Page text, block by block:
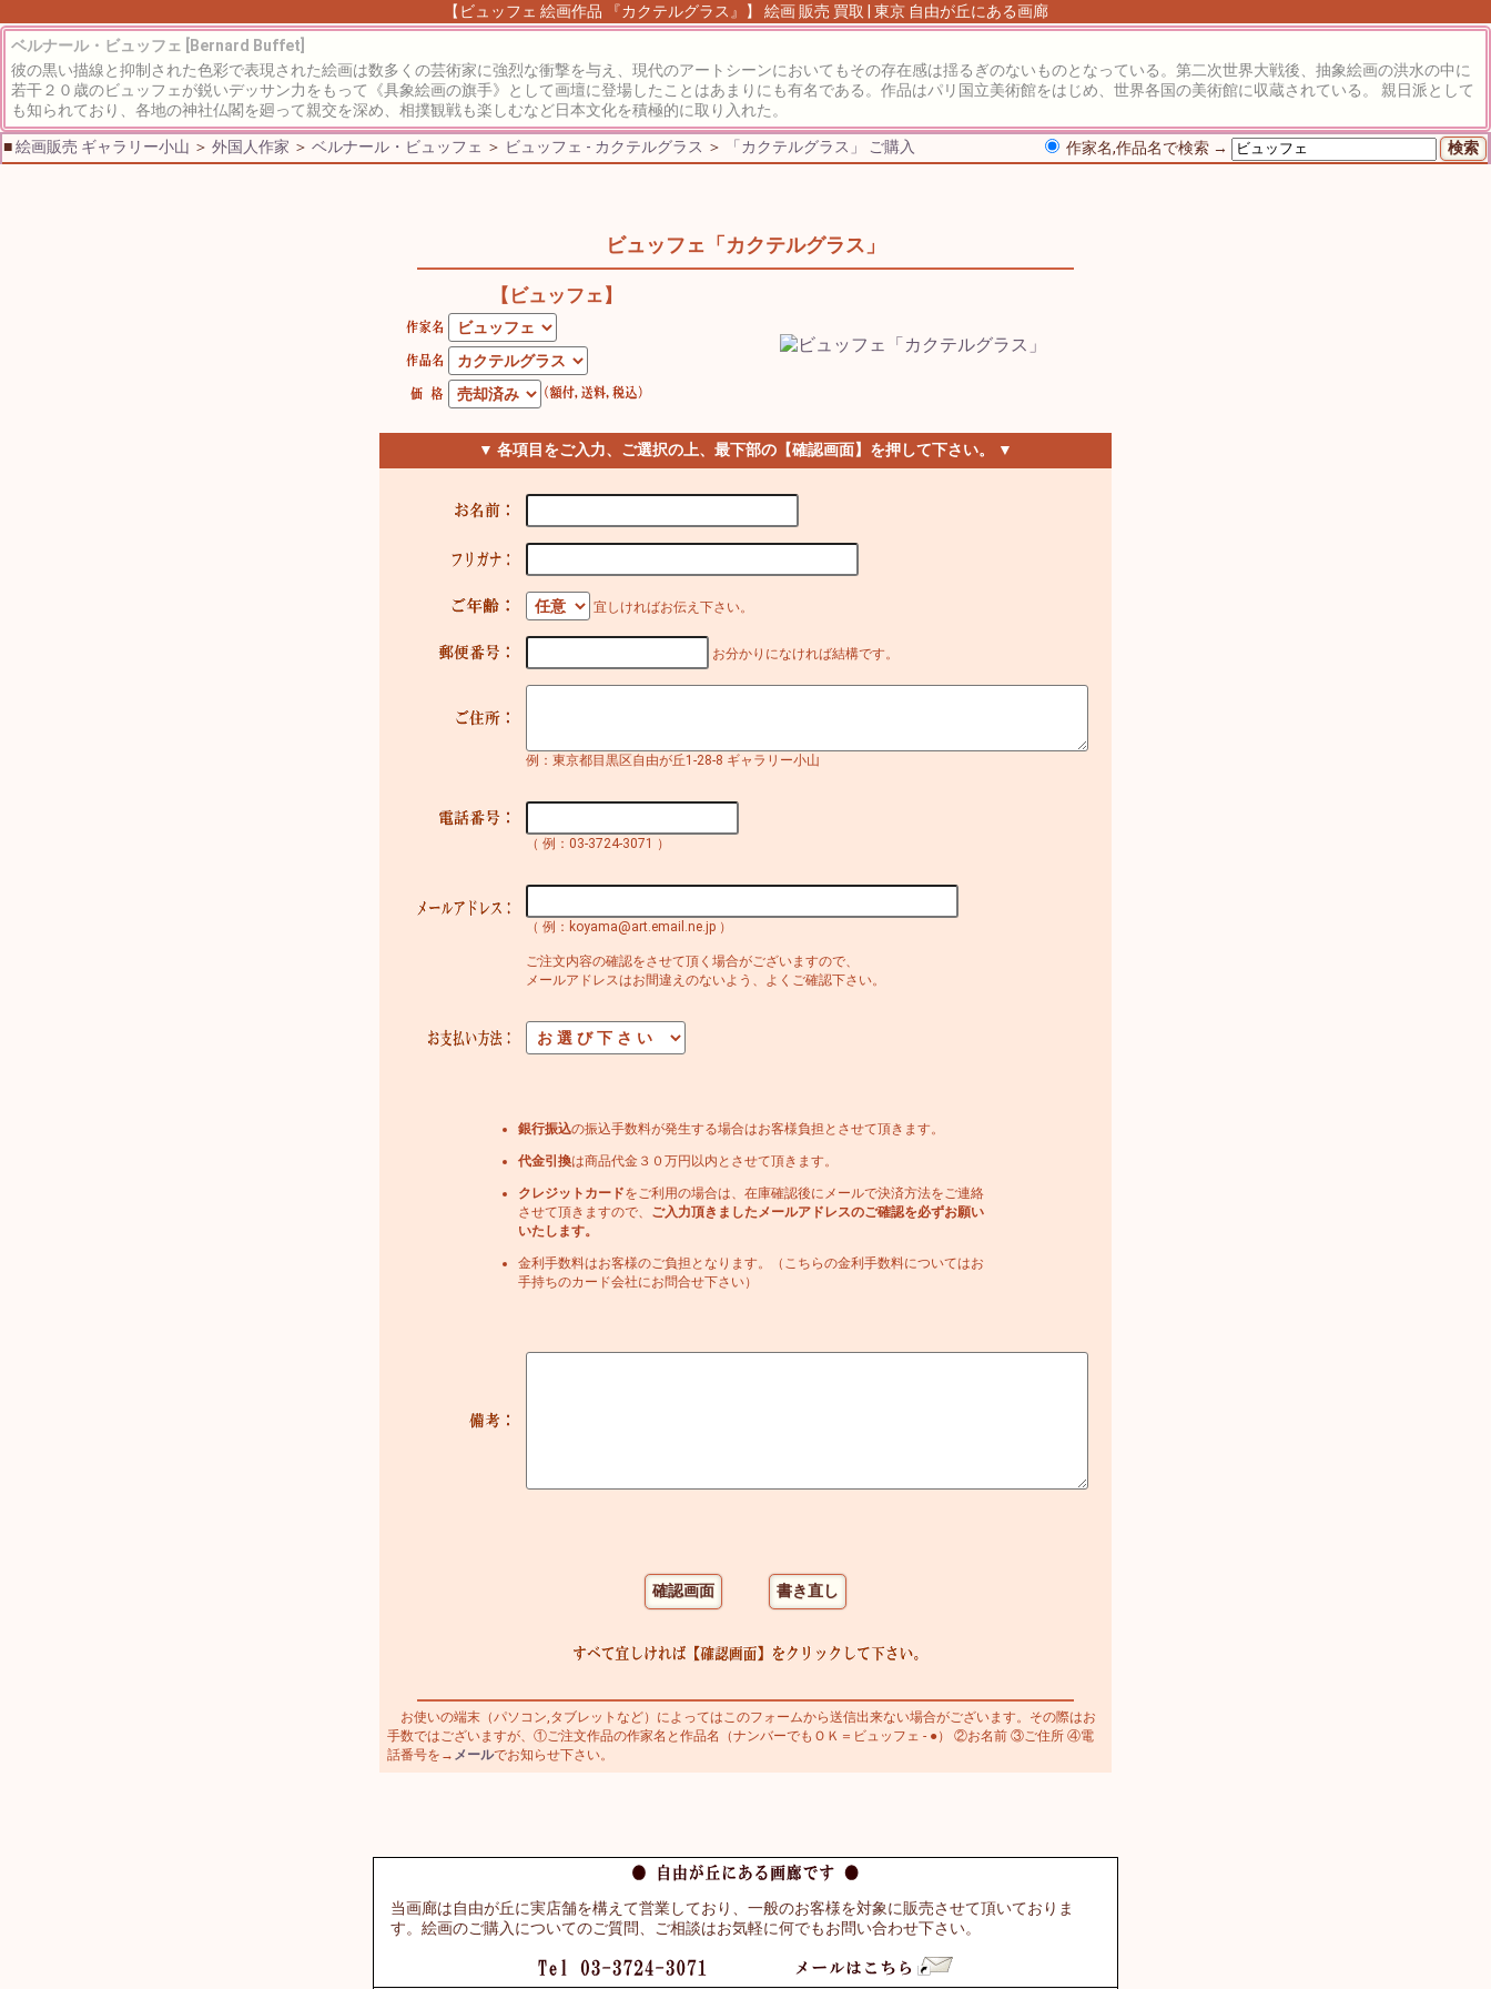
【ビュッフェ 絵画作品 『カクテルグラス』】 絵画 販売 買取 | 東京 自由が丘にある画廊
ベルナール・ビュッフェ [Bernard Buffet]
彼の黒い描線と抑制された色彩で表現された絵画は数多くの芸術家に強烈な衝撃を与え、現代のアートシーンにおいてもその存在感は揺るぎのないものとなっている。第二次世界大戦後、抽象絵画の洪水の中に
若干２０歳のビュッフェが鋭いデッサン力をもって《具象絵画の旗手》として画壇に登場したことはあまりにも有名である。作品はパリ国立美術館をはじめ、世界各国の美術館に収蔵されている。 親日派として
も知られており、各地の神社仏閣を廻って親交を深め、相撲観戦も楽しむなど日本文化を積極的に取り入れた。
■絵画販売 ギャラリー小山 ＞ 外国人作家 ＞ ベルナール・ビュッフェ ＞ ビュッフェ - カクテルグラス ＞ 「カクテルグラス」 ご購入 作家名,作品名で検索 →
ビュッフェ「カクテルグラス」
【ビュッフェ】
▼ 各項目をご入力、ご選択の上、最下部の【確認画面】を押して下さい。 ▼
宜しければお伝え下さい。
お分かりになければ結構です。
例：東京都目黒区自由が丘1-28-8 ギャラリー小山
（ 例：03-3724-3071 ）
（ 例：koyama@art.email.ne.jp ）
ご注文内容の確認をさせて頂く場合がございますので、
メールアドレスはお間違えのないよう、よくご確認下さい。
銀行振込の振込手数料が発生する場合はお客様負担とさせて頂きます。
代金引換は商品代金３０万円以内とさせて頂きます。
クレジットカードをご利用の場合は、在庫確認後にメールで決済方法をご連絡
させて頂きますので、 ご入力頂きましたメールアドレスのご確認を必ずお願い
いたします。
金利手数料はお客様のご負担となります。（こちらの金利手数料についてはお
手持ちのカード会社にお問合せ下さい）
お使いの端末（パソコン,タブレットなど）によってはこのフォームから送信出来ない場合がございます。その際はお
手数ではございますが、①ご注文作品の作家名と作品名（ナンバーでもＯＫ＝ビュッフェ - ●） ②お名前 ③ご住所 ④電
話番号を→ メールでお知らせ下さい。
当画廊は自由が丘に実店舗を構えて営業しており、一般のお客様を対象に販売させて頂いておりま
す。絵画のご購入についてのご質問、ご相談はお気軽に何でもお問い合わせ下さい。